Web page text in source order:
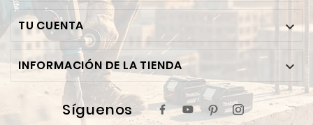
TU CUENTA 
INFORMACIÓN DE LA TIENDA 
Síguenos